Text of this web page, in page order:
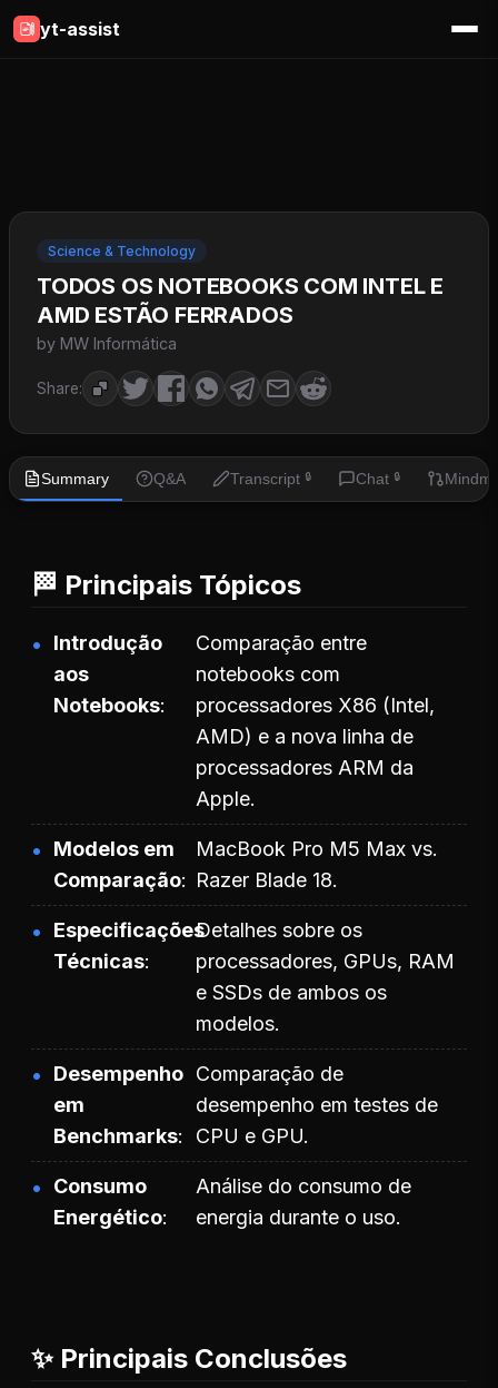
yt-assist
Science & Technology
TODOS OS NOTEBOOKS COM INTEL E
AMD ESTÃO FERRADOS
by MW Informática
Share:
Summary Q&A Transcript 🔒 Chat 🔒
🏁 Principais Tópicos
Introdução
aos
Notebooks
Comparação entre
notebooks com
processadores X86 (Intel,
AMD) e a nova linha de
processadores ARM da
Apple.
Modelos em
Comparação
MacBook Pro M5 Max vs.
Razer Blade 18.
Especificações
Técnicas
Detalhes sobre os
processadores, GPUs, RAM
e SSDs de ambos os
modelos.
Desempenho
em
Benchmarks
Comparação de
desempenho em testes de
CPU e GPU.
Consumo
Energético
Análise do consumo de
energia durante o uso.
✨ Principais Conclusões